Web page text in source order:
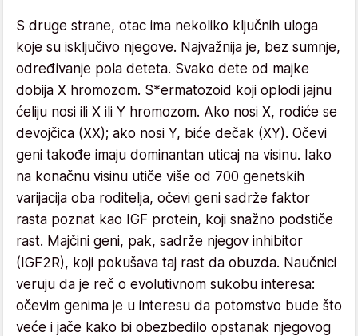
S druge strane, otac ima nekoliko ključnih uloga
koje su isključivo njegove. Najvažnija je, bez sumnje,
određivanje pola deteta. Svako dete od majke
dobija X hromozom. S*ermatozoid koji oplodi jajnu
ćeliju nosi ili X ili Y hromozom. Ako nosi X, rodiće se
devojčica (XX); ako nosi Y, biće dečak (XY). Očevi
geni takođe imaju dominantan uticaj na visinu. Iako
na konačnu visinu utiče više od 700 genetskih
varijacija oba roditelja, očevi geni sadrže faktor
rasta poznat kao IGF protein, koji snažno podstiče
rast. Majčini geni, pak, sadrže njegov inhibitor
(IGF2R), koji pokušava taj rast da obuzda. Naučnici
veruju da je reč o evolutivnom sukobu interesa:
očevim genima je u interesu da potomstvo bude što
veće i jače kako bi obezbedilo opstanak njegovog